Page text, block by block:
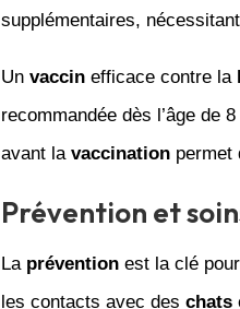
supplémentaires,
Un vaccinefficace contre la
recommandée dès l’âge de
avant la vaccinationpermet
Prévention et
La préventionest la clé
les contacts avec des chats